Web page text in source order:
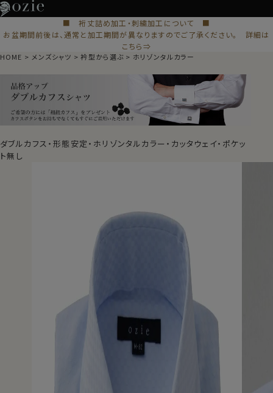
■ 裄丈詰め加工・刺繍加工について ■
お盆期間前後は、通常と加工期間が異なりますのでご了承ください。 詳細は
こちら⇒
HOME メンズシャツ 衿型から選ぶ ホリゾンタルカラー
ダブルカフス・形態安定・ホリゾンタルカラー・カッタウェイ・ポケッ
ト無し